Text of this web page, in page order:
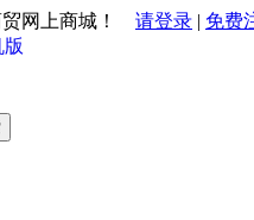
贸网上商城！ 请登录 | 免费